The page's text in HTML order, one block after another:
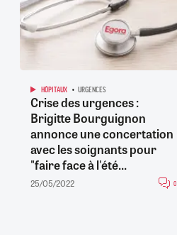
HÔPITAUX URGENCES
Crise des urgences :
Brigitte Bourguignon
annonce une concertation
avec les soignants pour
"faire face à l'été...
25/05/2022 0